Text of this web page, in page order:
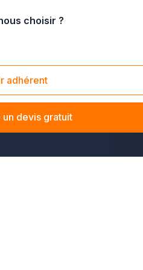
choisir ?
adhérent
devis gratuit
vous met en relation avec
flux ou améliorer la